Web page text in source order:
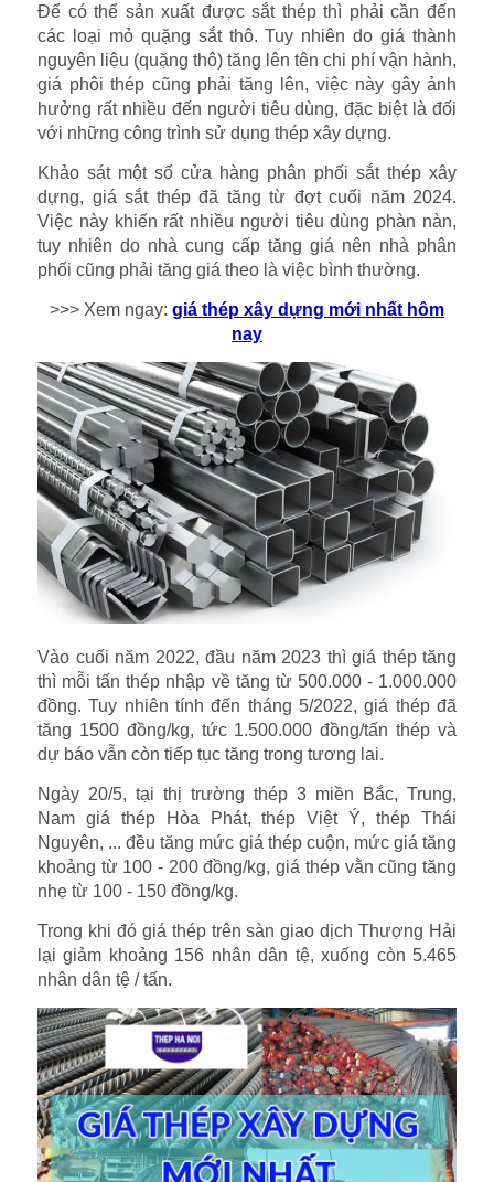
Để có thể sản xuất được sắt thép thì phải cần đến
các loại mỏ quặng sắt thô. Tuy nhiên do giá thành
nguyên liệu (quặng thô) tăng lên tên chi phí vận hành,
giá phôi thép cũng phải tăng lên, việc này gây ảnh
hưởng rất nhiều đến người tiêu dùng, đặc biệt là đối
với những công trình sử dụng thép xây dựng.
Khảo sát một số cửa hàng phân phối sắt thép xây
dựng, giá sắt thép đã tăng từ đợt cuối năm 2024.
Việc này khiến rất nhiều người tiêu dùng phàn nàn,
tuy nhiên do nhà cung cấp tăng giá nên nhà phân
phối cũng phải tăng giá theo là việc bình thường.
>>> Xem ngay: giá thép xây dựng mới nhất hôm
nay
Vào cuối năm 2022, đầu năm 2023 thì giá thép tăng
thì mỗi tấn thép nhập về tăng từ 500.000 - 1.000.000
đồng. Tuy nhiên tính đến tháng 5/2022, giá thép đã
tăng 1500 đồng/kg, tức 1.500.000 đồng/tấn thép và
dự báo vẫn còn tiếp tục tăng trong tương lai.
Ngày 20/5, tại thị trường thép 3 miền Bắc, Trung,
Nam giá thép Hòa Phát, thép Việt Ý, thép Thái
Nguyên, ... đều tăng mức giá thép cuộn, mức giá tăng
khoảng từ 100 - 200 đồng/kg, giá thép vằn cũng tăng
nhẹ từ 100 - 150 đồng/kg.
Trong khi đó giá thép trên sàn giao dịch Thượng Hải
lại giảm khoảng 156 nhân dân tệ, xuống còn 5.465
nhân dân tệ / tấn.